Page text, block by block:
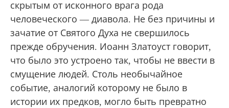
скрытым от исконного врага рода
человеческого — диавола. Не без причины и
зачатие от Святого Духа не свершилось
прежде обручения. Иоанн Златоуст говорит,
что было это устроено так, чтобы не ввести в
смущение людей. Столь необычайное
событие, аналогий которому не было в
истории их предков, могло быть превратно